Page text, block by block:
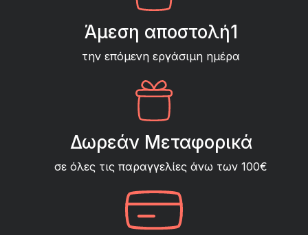
Άμεση αποστολή1
την επόμενη εργάσιμη ημέρα
Δωρεάν Μεταφορικά
σε όλες τις παραγγελίες άνω των 100€